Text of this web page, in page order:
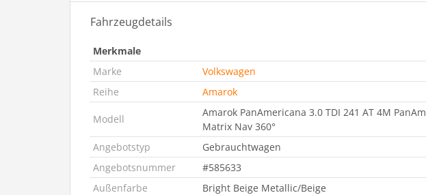
Fahrzeugdetails
Merkmale
Marke
Volkswagen
Reihe
Amarok
Modell
Amarok PanAmericana 3.0 TDI 241 AT 4M PanAm
Matrix Nav 360°
Angebotstyp
Gebrauchtwagen
Angebotsnummer
#585633
Außenfarbe
Bright Beige Metallic/Beige